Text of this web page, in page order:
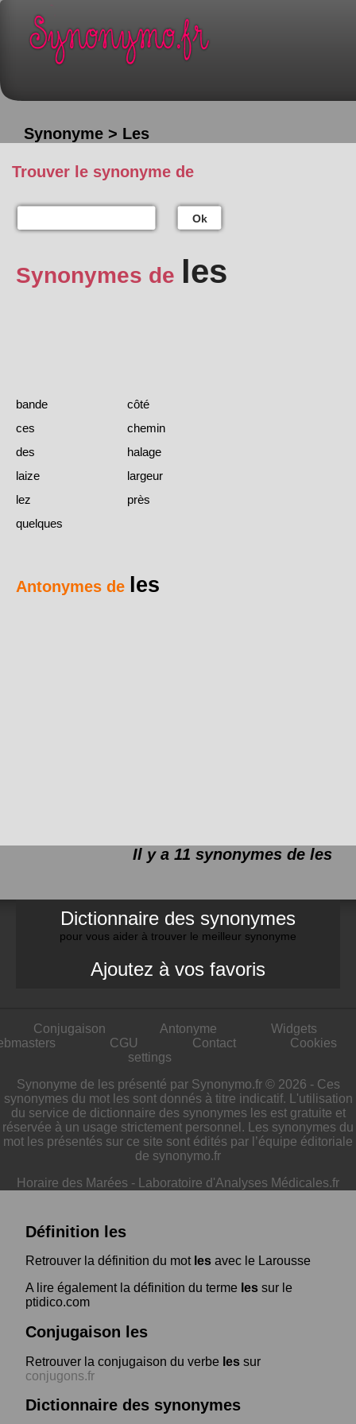
Synonyme > Les
Trouver le synonyme de
Ok
Synonymes de les
bande
côté
ces
chemin
des
halage
laize
largeur
lez
près
quelques
Antonymes de les
Il y a 11 synonymes de les
Dictionnaire des synonymes
pour vous aider à trouver le meilleur synonyme
Ajoutez à vos favoris
Conjugaison Antonyme
Widgets
CGU Contact
Cookies
settings
Synonyme de les présenté par Synonymo.fr © 2026 - Ces
synonymes du mot les sont donnés à titre indicatif. L'utilisation
du service de dictionnaire des synonymes les est gratuite et
réservée à un usage strictement personnel. Les synonymes du
mot les présentés sur ce site sont édités par l’équipe éditoriale
de synonymo.fr
Horaire des Marées - Laboratoire d'Analyses Médicales.fr
Définition les
Retrouver la définition du mot les avec le Larousse
A lire également la définition du terme les sur le
ptidico.com
Conjugaison les
Retrouver la conjugaison du verbe les sur
conjugons.fr
Dictionnaire des synonymes